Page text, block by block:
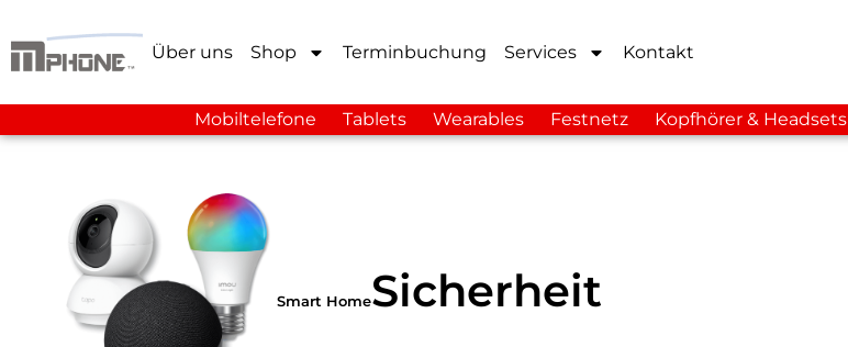
Über uns Shop Terminbuchung Services Kontakt
Mobiltelefone Tablets Wearables Festnetz Kopfhörer & Headsets
Smart HomeSicherheit